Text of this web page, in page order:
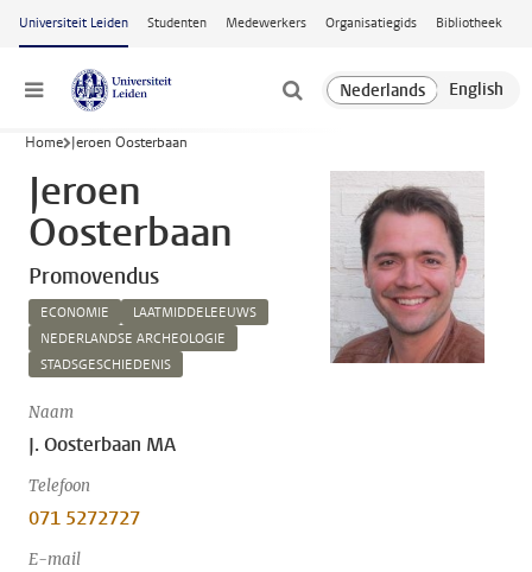
Ga naar hoofdinhoud
Universiteit Leiden Studenten Medewerkers Organisatiegids Bibliotheek
Menu
Home Jeroen Oosterbaan
Jeroen
Oosterbaan
Promovendus
ECONOMIE
LAATMIDDELEEUWS
NEDERLANDSE ARCHEOLOGIE
STADSGESCHIEDENIS
Naam
J. Oosterbaan MA
Telefoon
071 5272727
E-mail